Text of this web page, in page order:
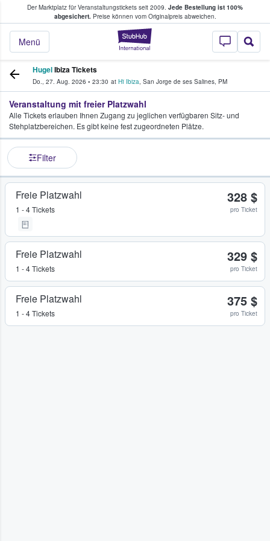
Der Marktplatz für Veranstaltungstickets seit 2009. Jede Bestellung ist 100%
abgesichert.Preise können vom Originalpreis abweichen.
StubHub - Wo
Menü
Tickets kaufen & verkaufen
HugelIbiza Tickets
Do., 27. Aug. 2026 • 23:30 at Hï Ibiza, San Jorge de ses Salines, PM
Veranstaltung mit freier Platzwahl
Alle Tickets erlauben Ihnen Zugang zu jeglichen verfügbaren Sitz- und
Stehplatzbereichen. Es gibt keine fest zugeordneten Plätze.
Filter
Freie Platzwahl
1 - 4 Tickets
328 $
pro Ticket
Freie Platzwahl
1 - 4 Tickets
329 $
pro Ticket
Freie Platzwahl
1 - 4 Tickets
375 $
pro Ticket